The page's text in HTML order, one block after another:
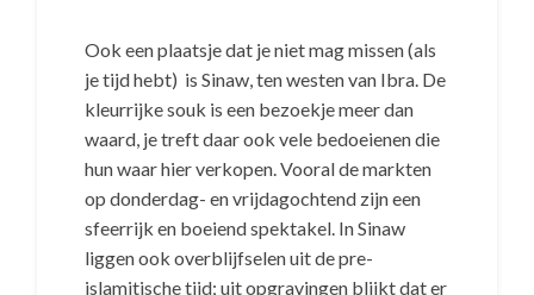
Ook een plaatsje dat je niet mag missen (als
je tijd hebt) is Sinaw, ten westen van Ibra. De
kleurrijke souk is een bezoekje meer dan
waard, je treft daar ook vele bedoeienen die
hun waar hier verkopen. Vooral de markten
op donderdag- en vrijdagochtend zijn een
sfeerrijk en boeiend spektakel. In Sinaw
liggen ook overblijfselen uit de pre-
islamitische tijd; uit opgravingen blijkt dat er